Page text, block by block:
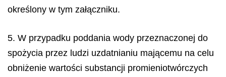
określony w tym załączniku.
5. W przypadku poddania wody przeznaczonej do
spożycia przez ludzi uzdatnianiu mającemu na celu
obniżenie wartości substancji promieniotwórczych